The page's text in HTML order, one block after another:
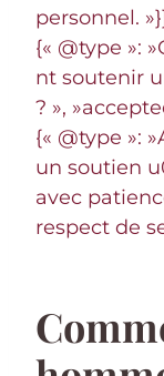
personnel.
{« @type »:
nt soutenir
? »,
{« @type »:
un soutien
avec
respect de